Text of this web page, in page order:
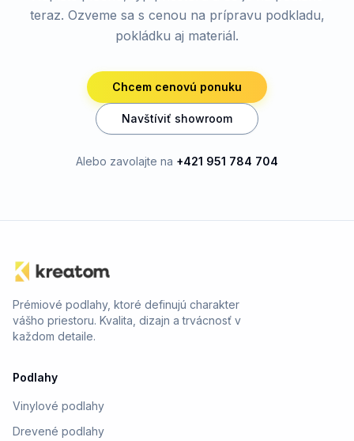
teraz. Ozveme sa s cenou na prípravu podkladu,
pokládku aj materiál.
Chcem cenovú ponuku
Navštíviť showroom
Alebo zavolajte na +421 951 784 704
Prémiové podlahy, ktoré definujú charakter
vášho priestoru. Kvalita, dizajn a trvácnosť v
každom detaile.
Podlahy
Vinylové podlahy
Drevené podlahy